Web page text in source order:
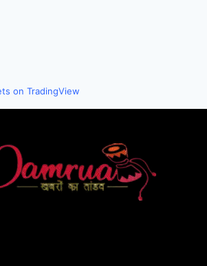
on TradingView